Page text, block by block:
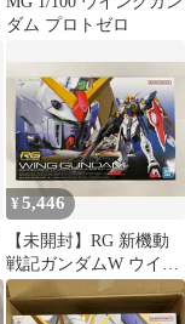
ダム プロトゼロ
¥5,446
【未開封】RG 新機動
戦記ガンダムW ウイン
グガンダム 1/144